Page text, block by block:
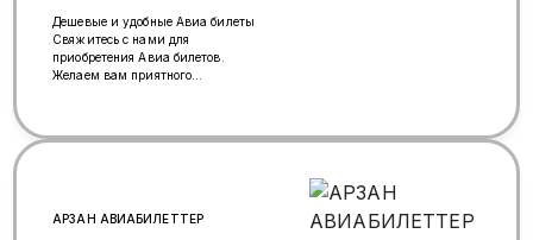
Дешевые и удобные Авиа билеты
Свяжитесь с нами для
приобретения Авиа билетов.
Желаем вам приятного
АРЗАН АВИАБИЛЕТТЕР